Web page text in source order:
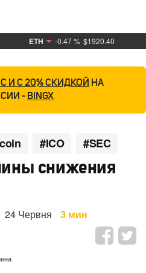
ETH -0.47 % $1920.40
И С 20% СКИДКОЙ НА
- BINGX
#ICO #SEC
снижения
24 Червня 3 мин